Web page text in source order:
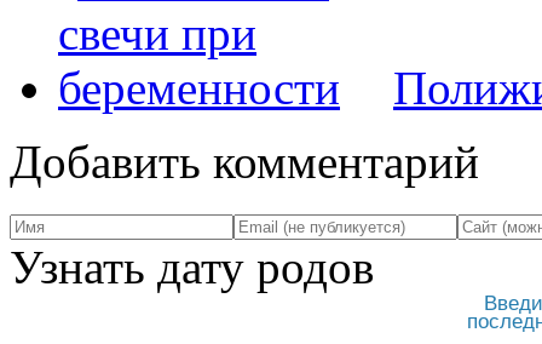
Добавить комментарий
Узнать дату родов